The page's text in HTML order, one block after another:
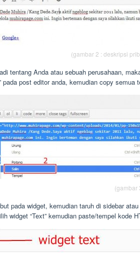
(gambar 2 : deskripsi
tentang Anda atau sebuah perusahaan,
pada post editor anda, kemudian copy semua
(gambar
pada widget, kemudian taruh di sidebar
widget “Text” kemudian paste/tempel kode